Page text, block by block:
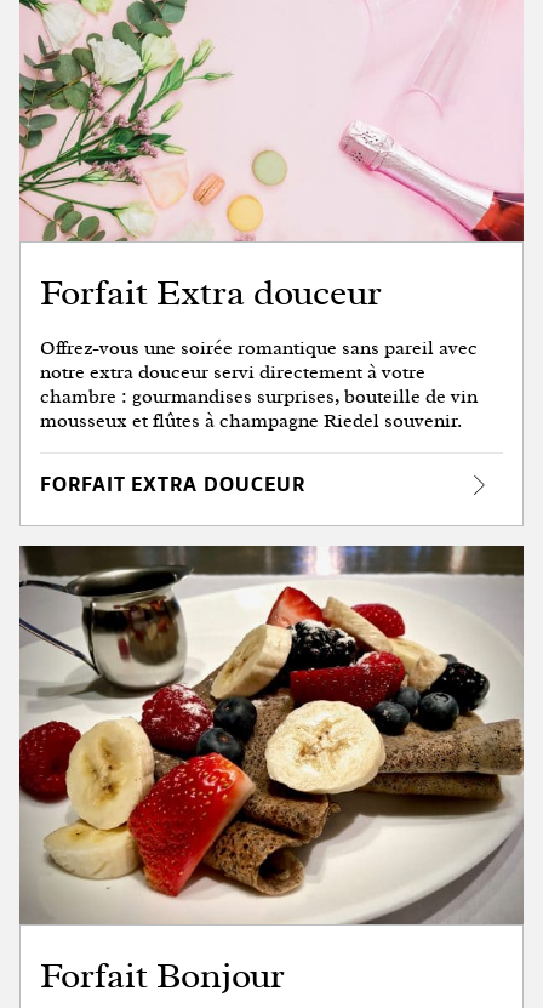
Forfait Extra douceur
Offrez-vous une soirée romantique sans pareil avec
notre extra douceur servi directement à votre
chambre : gourmandises surprises, bouteille de vin
mousseux et flûtes à champagne Riedel souvenir.
FORFAIT EXTRA DOUCEUR
Forfait Bonjour